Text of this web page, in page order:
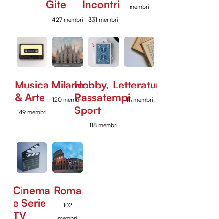
Gite
427 membri
Incontri
331 membri
membri
Musica
& Arte
149 membri
Milano
120 membri
Hobby,
Passatempi,
Sport
118 membri
Letteratura
111 membri
Cinema
e Serie
TV
Roma
102